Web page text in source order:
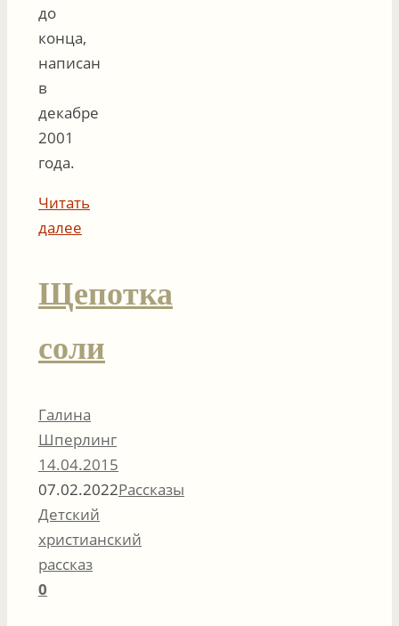
до
конца,
написан
в
декабре
2001
года.
Читать
далее
Щепотка
соли
Галина
Шперлинг
14.04.2015
07.02.2022Рассказы
Детский
христианский
рассказ
0